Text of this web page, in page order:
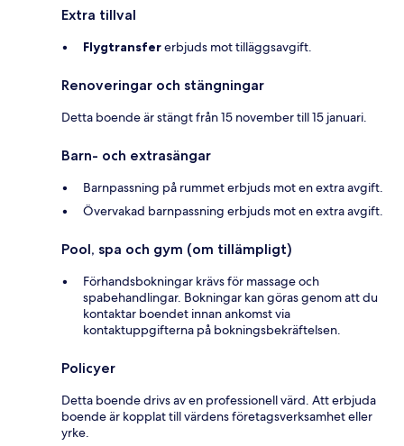
Extra tillval
Flygtransfererbjuds mot tilläggsavgift.
Renoveringar och stängningar
Detta boende är stängt från 15 november till 15 januari.
Barn- och extrasängar
Barnpassning på rummet erbjuds mot en extra avgift.
Övervakad barnpassning erbjuds mot en extra avgift.
Pool, spa och gym (om tillämpligt)
Förhandsbokningar krävs för massage och
spabehandlingar. Bokningar kan göras genom att du
kontaktar boendet innan ankomst via
kontaktuppgifterna på bokningsbekräftelsen.
Policyer
Detta boende drivs av en professionell värd. Att erbjuda
boende är kopplat till värdens företagsverksamhet eller
yrke.